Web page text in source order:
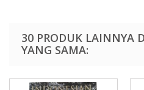
30 PRODUK LAINNYA
YANG SAMA: